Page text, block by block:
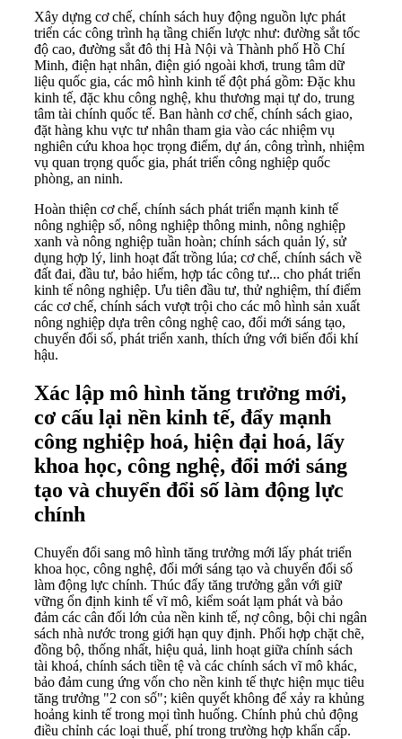
Xây dựng cơ chế, chính sách huy động nguồn lực phát
triển các công trình hạ tầng chiến lược như: đường sắt tốc
độ cao, đường sắt đô thị Hà Nội và Thành phố Hồ Chí
Minh, điện hạt nhân, điện gió ngoài khơi, trung tâm dữ
liệu quốc gia, các mô hình kinh tế đột phá gồm: Đặc khu
kinh tế, đặc khu công nghệ, khu thương mại tự do, trung
tâm tài chính quốc tế. Ban hành cơ chế, chính sách giao,
đặt hàng khu vực tư nhân tham gia vào các nhiệm vụ
nghiên cứu khoa học trọng điểm, dự án, công trình, nhiệm
vụ quan trọng quốc gia, phát triển công nghiệp quốc
phòng, an ninh.
Hoàn thiện cơ chế, chính sách phát triển mạnh kinh tế
nông nghiệp số, nông nghiệp thông minh, nông nghiệp
xanh và nông nghiệp tuần hoàn; chính sách quản lý, sử
dụng hợp lý, linh hoạt đất trồng lúa; cơ chế, chính sách về
đất đai, đầu tư, bảo hiểm, hợp tác công tư... cho phát triển
kinh tế nông nghiệp. Ưu tiên đầu tư, thử nghiệm, thí điểm
các cơ chế, chính sách vượt trội cho các mô hình sản xuất
nông nghiệp dựa trên công nghệ cao, đổi mới sáng tạo,
chuyển đổi số, phát triển xanh, thích ứng với biến đổi khí
hậu.
Xác lập mô hình tăng trưởng mới,
cơ cấu lại nền kinh tế, đẩy mạnh
công nghiệp hoá, hiện đại hoá, lấy
khoa học, công nghệ, đổi mới sáng
tạo và chuyển đổi số làm động lực
chính
Chuyển đổi sang mô hình tăng trưởng mới lấy phát triển
khoa học, công nghệ, đổi mới sáng tạo và chuyển đổi số
làm động lực chính. Thúc đẩy tăng trưởng gắn với giữ
vững ổn định kinh tế vĩ mô, kiểm soát lạm phát và bảo
đảm các cân đối lớn của nền kinh tế, nợ công, bội chi ngân
sách nhà nước trong giới hạn quy định. Phối hợp chặt chẽ,
đồng bộ, thống nhất, hiệu quả, linh hoạt giữa chính sách
tài khoá, chính sách tiền tệ và các chính sách vĩ mô khác,
bảo đảm cung ứng vốn cho nền kinh tế thực hiện mục tiêu
tăng trưởng "2 con số"; kiên quyết không để xảy ra khủng
hoảng kinh tế trong mọi tình huống. Chính phủ chủ động
điều chỉnh các loại thuế, phí trong trường hợp khẩn cấp.